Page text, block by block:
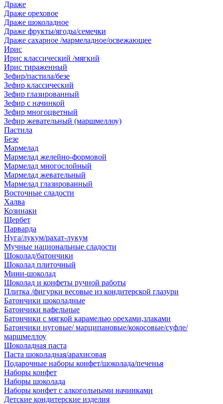
Драже
Драже ореховое
Драже шоколадное
Драже фрукты/ягоды/семечки
Драже сахарное /мармеладное/освежающее
Ирис
Ирис классический /мягкий
Ирис тираженный
Зефир/пастила/безе
Зефир классический
Зефир глазированный
Зефир с начинкой
Зефир многоцветный
Зефир жевательный (маршмеллоу)
Пастила
Безе
Мармелад
Мармелад желейно-формовой
Мармелад многослойный
Мармелад жевательный
Мармелад глазированный
Восточные сладости
Халва
Козинаки
Щербет
Парварда
Нуга/лукум/рахат-лукум
Мучные национальные сладости
Шоколад/батончики
Шоколад плиточный
Мини-шоколад
Шоколад и конфеты ручной работы
Плитка /фигурки весовые из кондитерской глазури
Батончики шоколадные
Батончики вафельные
Батончики с мягкой карамелью орехами,злаками
Батончики нуговые/ марципановые/кокосовые/суфле/
маршмеллоу
Шоколадная паста
Паста шоколадная/арахисовая
Подарочные наборы конфет/шоколада/печенья
Наборы конфет
Наборы шоколада
Наборы конфет с алкогольными начинками
Детские кондитерские изделия